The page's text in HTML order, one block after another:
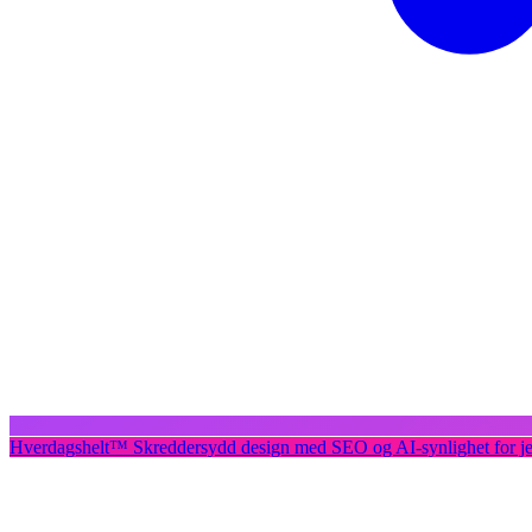
Hverdagshelt™ Skreddersydd design med SEO og AI-synlighet for